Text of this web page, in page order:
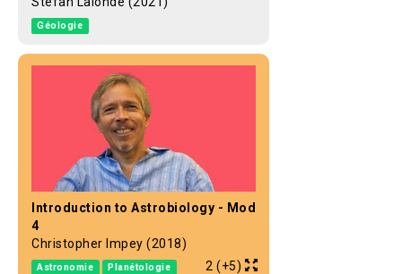
Géologie
Introduction to Astrobiology - Mod
4
Christopher Impey (2018)
Astronomie Planétologie 2 (+5)